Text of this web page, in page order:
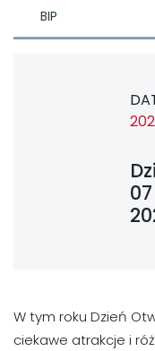
BIP
W tym roku Dzień
ciekawe atrakcje i